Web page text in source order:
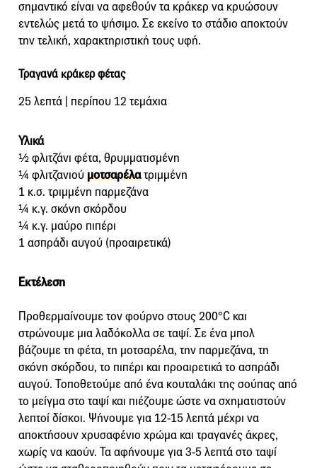
σημαντικό είναι να αφεθούν τα κράκερ να κρυώσουν
εντελώς μετά το ψήσιμο. Σε εκείνο το στάδιο αποκτούν
την τελική, χαρακτηριστική τους υφή.
Τραγανά κράκερ φέτας
25 λεπτά | περίπου 12 τεμάχια
Υλικά
½ φλιτζάνι φέτα, θρυμματισμένη
¼ φλιτζανιού μοτσαρέλατριμμένη
1 κ.σ. τριμμένη παρμεζάνα
¼ κ.γ. σκόνη σκόρδου
¼ κ.γ. μαύρο πιπέρι
1 ασπράδι αυγού (προαιρετικά)
Εκτέλεση
Προθερμαίνουμε τον φούρνο στους 200°C και
στρώνουμε μια λαδόκολλα σε ταψί. Σε ένα μπολ
βάζουμε τη φέτα, τη μοτσαρέλα, την παρμεζάνα, τη
σκόνη σκόρδου, το πιπέρι και προαιρετικά το ασπράδι
αυγού. Τοποθετούμε από ένα κουταλάκι της σούπας από
το μείγμα στο ταψί και πιέζουμε ώστε να σχηματιστούν
λεπτοί δίσκοι. Ψήνουμε για 12-15 λεπτά μέχρι να
αποκτήσουν χρυσαφένιο χρώμα και τραγανές άκρες,
χωρίς να καούν. Τα αφήνουμε για 3-5 λεπτά στο ταψί